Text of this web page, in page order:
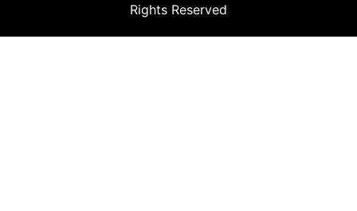
Rights Reserved